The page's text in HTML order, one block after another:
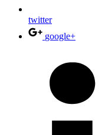
twitter
google+